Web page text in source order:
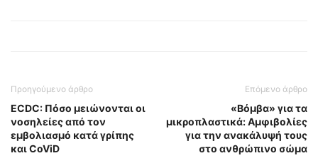
Προηγούμενο άρθρο
ECDC: Πόσο μειώνονται οι
νοσηλείες από τον
εμβολιασμό κατά γρίπης
και CoViD
Επόμενο άρθρο
«Βόμβα» για τα
μικροπλαστικά: Αμφιβολίες
για την ανακάλυψή τους
στο ανθρώπινο σώμα